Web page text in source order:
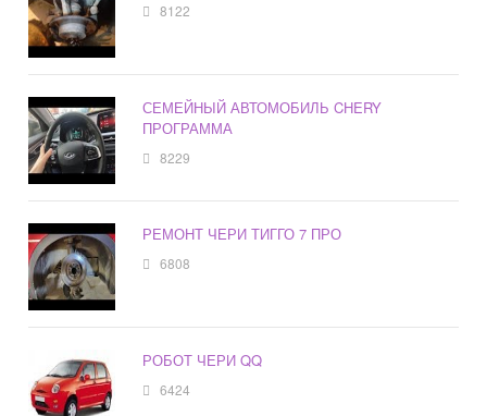
8122
СЕМЕЙНЫЙ АВТОМОБИЛЬ CHERY
ПРОГРАММА
8229
РЕМОНТ ЧЕРИ ТИГГО 7 ПРО
6808
РОБОТ ЧЕРИ QQ
6424